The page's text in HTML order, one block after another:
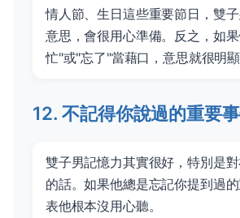
情人節、生日這些重要節日，雙
意思，會很用心準備。反之，如
忙"或"忘了"當藉口，意思就很明顯
12. 不記得你說過的重要
雙子男記憶力其實很好，特別是
的話。如果他總是忘記你提到過
表他根本沒用心聽。